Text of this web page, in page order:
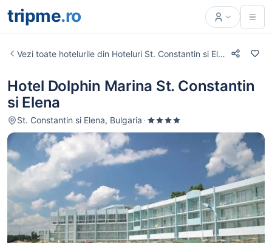
tripme.ro
Vezi toate hotelurile din Hoteluri St. Constantin si Elena
Hotel Dolphin Marina St. Constantin
si Elena
St. Constantin si Elena, Bulgaria ·